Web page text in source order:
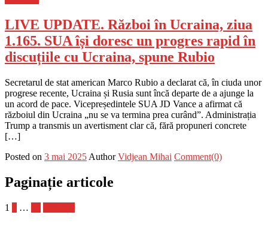
LIVE UPDATE. Război în Ucraina, ziua
1.165. SUA își doresc un progres rapid în
discuțiile cu Ucraina, spune Rubio
Secretarul de stat american Marco Rubio a declarat că, în ciuda unor
progrese recente, Ucraina și Rusia sunt încă departe de a ajunge la
un acord de pace. Vicepreședintele SUA JD Vance a afirmat că
războiul din Ucraina „nu se va termina prea curând”. Administrația
Trump a transmis un avertisment clar că, fără propuneri concrete
[…]
Posted on 3 mai 2025 Author Vidjean Mihai Comment(0)
Paginație articole
1 …